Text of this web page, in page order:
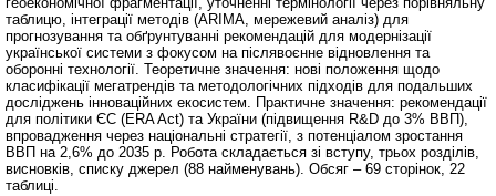
таблицю, інтеграції методів (ARIMA, мережевий аналіз) для
прогнозування та обґрунтуванні рекомендацій для модернізації
української системи з фокусом на післявоєнне відновлення та
оборонні технології. Теоретичне значення: нові положення щодо
класифікації мегатрендів та методологічних підходів для подальших
досліджень інноваційних екосистем. Практичне значення: рекомендації
для політики ЄС (ERA Act) та України (підвищення R&D до 3% ВВП),
впровадження через національні стратегії, з потенціалом зростання
ВВП на 2,6% до 2035 р. Робота складається зі вступу, трьох розділів,
висновків, списку джерел (88 найменувань). Обсяг – 69 сторінок, 22
таблиці.